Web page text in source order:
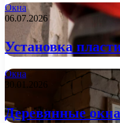
Окна
06.07.2026
Установка
Окна
30.01.2026
Деревянные